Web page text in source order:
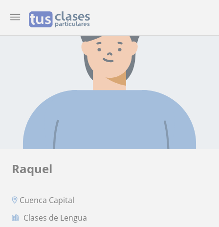
Raquel
Cuenca Capital
Clases de Lengua